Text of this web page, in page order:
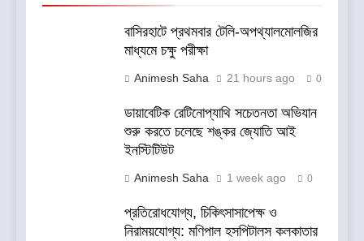
বাসিরহাটে প্রথমবার টেলি-অপথ্যালমোলজির
মাধ্যমে চক্ষু পরীক্ষা
Animesh Saha 21 hours ago 0
ডায়াবেটিক রেটিনোপ্যাথি সচেতনতা অভিযান
শুরু করতে চলেছে শঙ্কর জ্যোতি আই
ইনস্টিটিউট
Animesh Saha 1 week ago 0
প্রতিরোধযোগ্য, চিকিৎসাসাপেক্ষ ও
নিরাময়যোগ্য: মণিপাল হসপিটালস কলকাতার